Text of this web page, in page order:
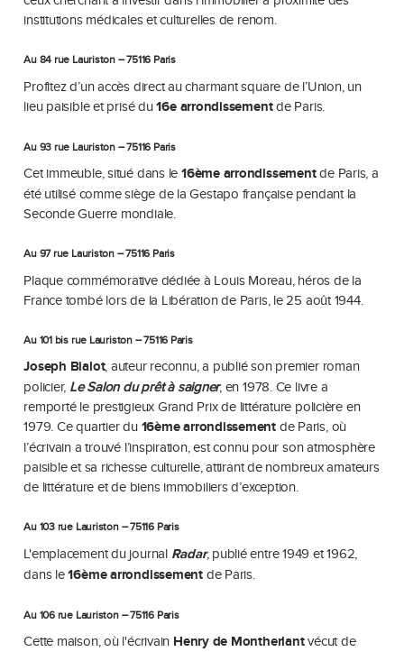
institutions médicales et culturelles de renom.
Au 84 rue Lauriston – 75116 Paris
Profitez d’un accès direct au charmant square de l’Union, un
lieu paisible et prisé du16e arrondissementde Paris.
Au 93 rue Lauriston – 75116 Paris
Cet immeuble, situé dans le 16ème arrondissementde Paris, a
été utilisé comme siège de la Gestapo française pendant la
Seconde Guerre mondiale.
Au 97 rue Lauriston – 75116 Paris
Plaque commémorative dédiée à Louis Moreau, héros de la
France tombé lors de la Libération de Paris, le 25 août 1944.
Au 101 bis rue Lauriston – 75116 Paris
Joseph Bialot, auteur reconnu, a publié son premier roman
policier, Le Salon du prêt à saigner, en 1978. Ce livre a
remporté le prestigieux Grand Prix de littérature policière en
1979. Ce quartier du 16ème arrondissement de Paris, où
l’écrivain a trouvé l’inspiration, est connu pour son atmosphère
paisible et sa richesse culturelle, attirant de nombreux amateurs
de littérature et de biens immobiliers d’exception.
Au 103 rue Lauriston – 75116 Paris
L'emplacement du journal Radar, publié entre 1949 et 1962,
dans le16ème arrondissementde Paris.
Au 106 rue Lauriston – 75116 Paris
Cette maison, où l'écrivain Henry de Montherlantvécut de